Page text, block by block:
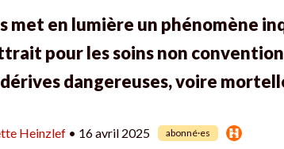
met en lumière un phénomène
pour les soins non
dangereuses, voire
Heinzlef • 16 avril 2025 abonné·es